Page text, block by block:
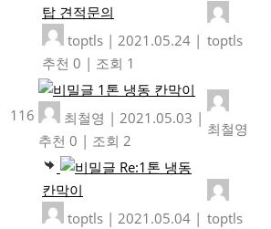
탑 견적문의
toptls | 2021.05.24 |
추천 0 | 조회 1
toptls
116
1톤 냉동 칸막이
최철영 | 2021.05.03 |
추천 0 | 조회 2
최철영
Re:1톤 냉동
칸막이
toptls | 2021.05.04 | toptls